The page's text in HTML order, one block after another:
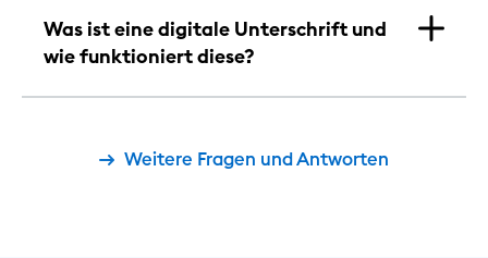
Was ist eine digitale Unterschrift und
wie funktioniert diese?
Weitere Fragen und Antworten